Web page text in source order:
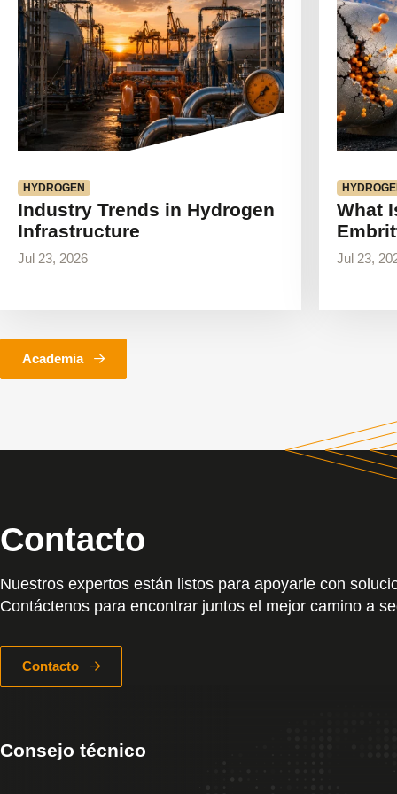
HYDROGEN
Industry Trends in Hydrogen
Infrastructure
Jul 23, 2026
What
Jul 23,
Academia
Contacto
Nuestros expertos están listos para apoyarle con
Contáctenos para encontrar juntos el mejor camino a
Contacto
Consejo técnico